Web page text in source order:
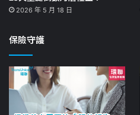
2026 年 5 月 18 日
保險守護